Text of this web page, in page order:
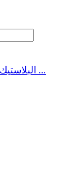
البلاستيك والقماش المشمع و ...